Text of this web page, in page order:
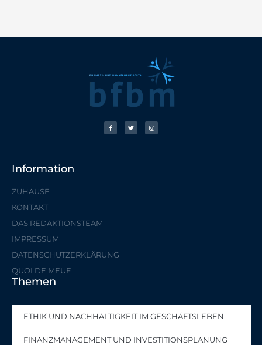
Information
ZUHAUSE
KONTAKT
DAS REDAKTIONSTEAM
IMPRESSUM
DATENSCHUTZERKLÄRUNG
QUOI DE MEUF
Themen
ETHIK UND NACHHALTIGKEIT IM GESCHÄFTSLEBEN
FINANZMANAGEMENT UND INVESTITIONSPLANUNG